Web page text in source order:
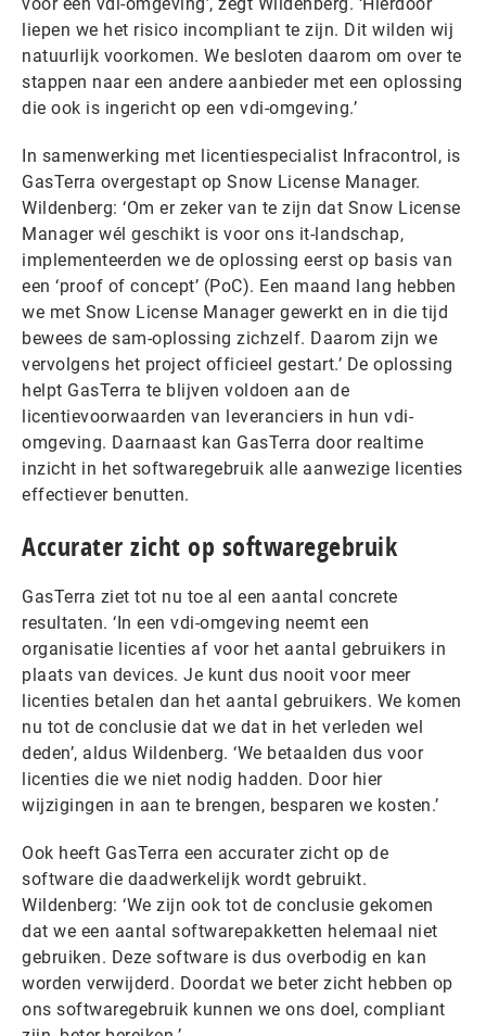
liepen we het risico incompliant te zijn. Dit wilden wij
natuurlijk voorkomen. We besloten daarom om over te
stappen naar een andere aanbieder met een oplossing
die ook is ingericht op een vdi-omgeving.’
In samenwerking met licentiespecialist Infracontrol, is
GasTerra overgestapt op Snow License Manager.
Wildenberg: ‘Om er zeker van te zijn dat Snow License
Manager wél geschikt is voor ons it-landschap,
implementeerden we de oplossing eerst op basis van
een ‘proof of concept’ (PoC). Een maand lang hebben
we met Snow License Manager gewerkt en in die tijd
bewees de sam-oplossing zichzelf. Daarom zijn we
vervolgens het project officieel gestart.’ De oplossing
helpt GasTerra te blijven voldoen aan de
licentievoorwaarden van leveranciers in hun vdi-
omgeving. Daarnaast kan GasTerra door realtime
inzicht in het softwaregebruik alle aanwezige licenties
effectiever benutten.
Accurater zicht op softwaregebruik
GasTerra ziet tot nu toe al een aantal concrete
resultaten. ‘In een vdi-omgeving neemt een
organisatie licenties af voor het aantal gebruikers in
plaats van devices. Je kunt dus nooit voor meer
licenties betalen dan het aantal gebruikers. We komen
nu tot de conclusie dat we dat in het verleden wel
deden’, aldus Wildenberg. ‘We betaalden dus voor
licenties die we niet nodig hadden. Door hier
wijzigingen in aan te brengen, besparen we kosten.’
Ook heeft GasTerra een accurater zicht op de
software die daadwerkelijk wordt gebruikt.
Wildenberg: ‘We zijn ook tot de conclusie gekomen
dat we een aantal softwarepakketten helemaal niet
gebruiken. Deze software is dus overbodig en kan
worden verwijderd. Doordat we beter zicht hebben op
ons softwaregebruik kunnen we ons doel, compliant